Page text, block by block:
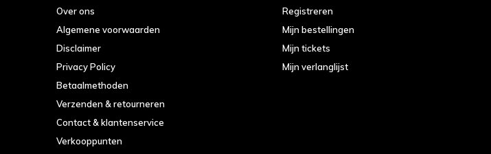
Over ons
Algemene voorwaarden
Disclaimer
Privacy Policy
Betaalmethoden
Verzenden & retourneren
Contact & klantenservice
Verkooppunten
Registreren
Mijn bestellingen
Mijn tickets
Mijn verlanglijst